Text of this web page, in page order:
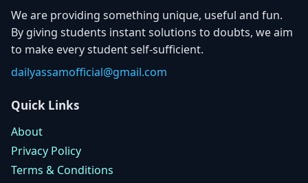
We are providing something unique, useful and fun.
By giving students instant solutions to doubts, we aim
to make every student self-sufficient.
dailyassamofficial@gmail.com
Quick Links
About
Privacy Policy
Terms & Conditions